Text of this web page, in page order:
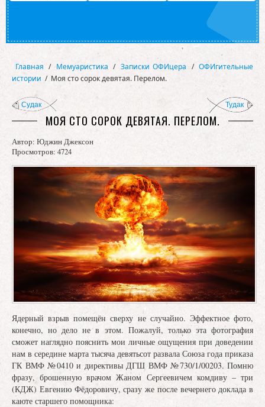
Главная / Мемуаристика / Записки ОФИцера / ОФИгительные
истории / Моя сто сорок девятая. Перелом.
Судак Тудак
МОЯ СТО СОРОК ДЕВЯТАЯ. ПЕРЕЛОМ.
Автор: Юджин Джексон
Просмотров: 4724
Ядерный взрыв помещён сверху не случайно. Эффектное фото,
конечно, но дело не в этом. Пожалуй, только эта фотография
сможет наглядно пояснить мои личные ощущения при доведении
нам в середине марта тысяча девятьсот развала Союза года приказа
ГК ВМФ №0410 и директивы ДГШ ВМФ №730/1/00203. Помню
фразу, брошенную врачом Жаном Сергеевичем комдиву – три
(КДЖ) Евгению Фёдоровичу, сразу же после вечернего доклада в
каюте старшего помощника: